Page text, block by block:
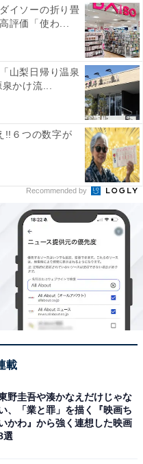
タの人気商品5選
バッテリ・充電器別売
イソーの折り畳
評価「使わ...
山梨日帰り温泉
かけ流...
!!６つの数字が
Recommended by
載
野圭吾や湊かなえだけじゃな
、「業と罪」を描く『映画ち
かわ』から強く連想した映画
選